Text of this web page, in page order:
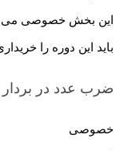
این بخش خصوصی می
باید این دوره را
ضرب عدد در بردار
خصوصی